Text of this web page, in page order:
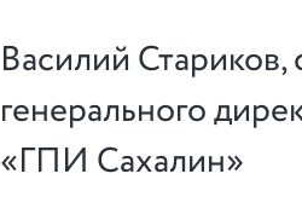
Василий Стариков,
генерального
«ГПИ Сахалин»